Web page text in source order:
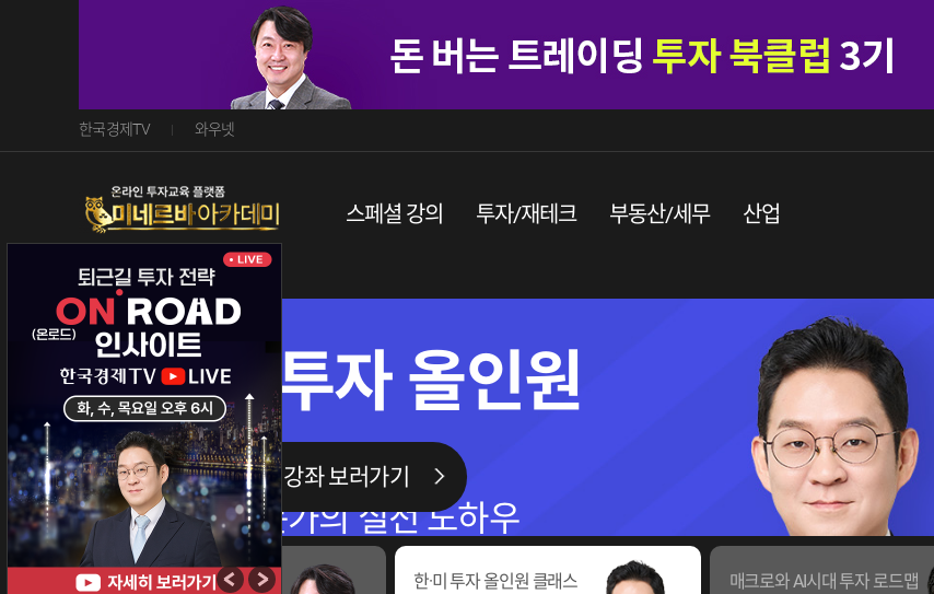
한국경제TV 와우넷
스페셜 강의 투자/재테크 부동산/세무 산업
매크로와 AI시대
투자 로드맵
JP모간 글로벌 자산운용 전문가
이춘광 대표 교육 자세히보기
투자 북클럽 3기 한·미 투자 올인원 클래스 매크로와 AI시대 투자 로드맵